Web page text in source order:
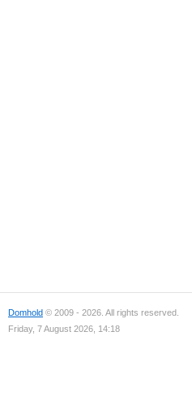
Domhold © 2009 - 2026. All rights reserved.
Friday, 7 August 2026, 14:18